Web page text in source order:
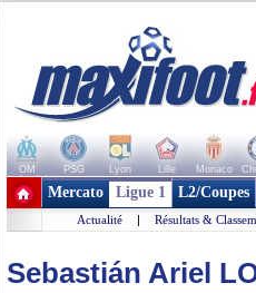
OM PSG Lyon Lille Monaco
+ de clubs
Mercato Ligue 1 L2/Coupes
Actualité | Résultats &
Sebastián Ariel